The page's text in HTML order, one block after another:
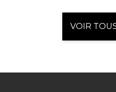
VOIR